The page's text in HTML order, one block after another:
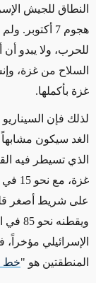
النطاق للجيش
هجوم 7
للحرب، ولا يبدو أن
السلاح من غزة،
غزة بأكملها.
لذلك فإن
الغد سيكون مشابهاً
الذي تسيطر فيه
على شريط أصغر
الإسرائيلي
المنطقتين هو "خط